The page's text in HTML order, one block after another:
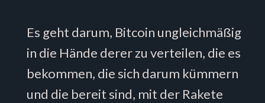
Es geht darum, Bitcoin ungleichmäßig
in die Hände derer zu verteilen, die es
bekommen, die sich darum kümmern
und die bereit sind, mit der Rakete